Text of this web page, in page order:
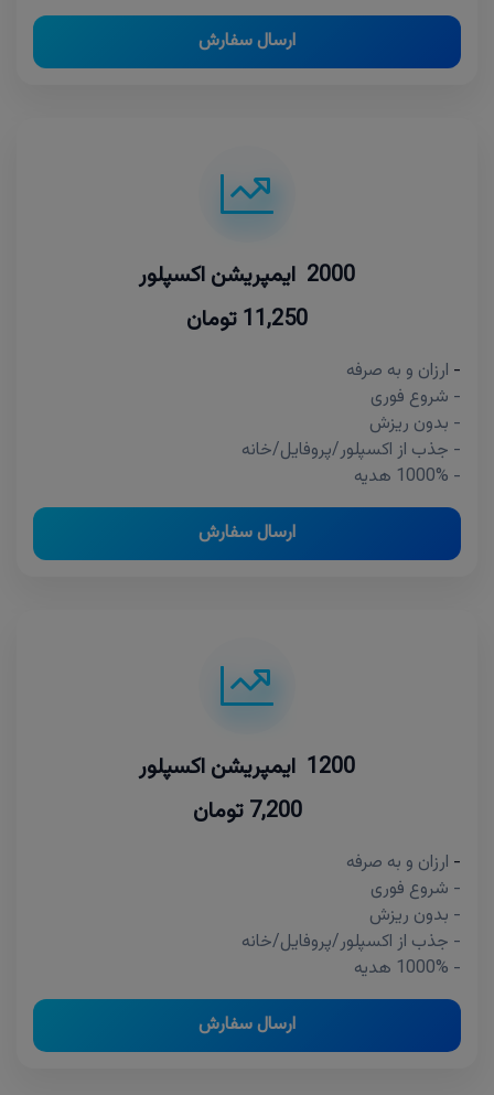
ارسال سفارش
2000 ایمپریشن اکسپلور
11,250 تومان
- ارزان و به صرفه
- شروع فوری
- بدون ریزش
- جذب از اکسپلور/پروفایل/خانه
- 1000% هدیه
ارسال سفارش
1200 ایمپریشن اکسپلور
7,200 تومان
- ارزان و به صرفه
- شروع فوری
- بدون ریزش
- جذب از اکسپلور/پروفایل/خانه
- 1000% هدیه
ارسال سفارش